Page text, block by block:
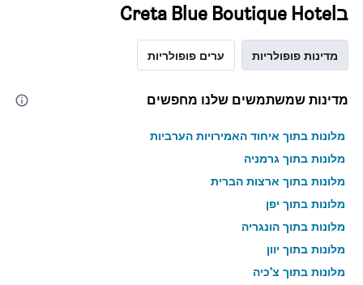
בCreta Blue Boutique Hotel
מדינות פופולריות ערים פופולריות
מדינות שמשתמשים שלנו מחפשים
מלונות בתוך איחוד האמירויות הערביות
מלונות בתוך גרמניה
מלונות בתוך ארצות הברית
מלונות בתוך יפן
מלונות בתוך הונגריה
מלונות בתוך יוון
מלונות בתוך צ'כיה